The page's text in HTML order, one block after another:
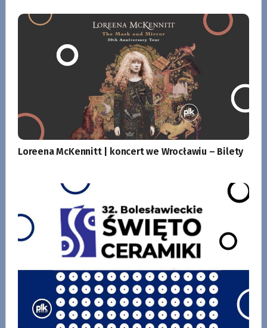
Loreena McKennitt | koncert we Wrocławiu – Bilety